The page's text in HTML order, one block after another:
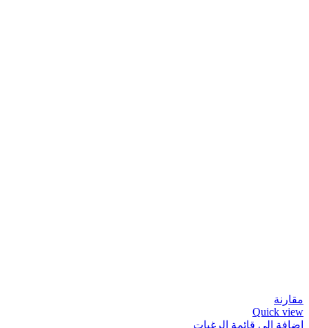
مقارنة
Quick view
إضافة إلى قائمة الرغبات